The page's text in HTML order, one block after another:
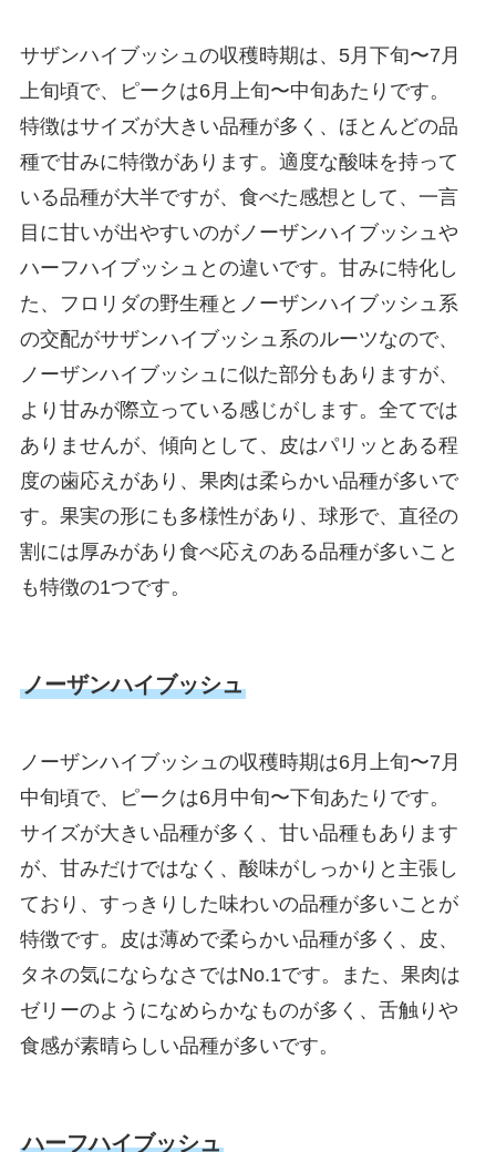
サザンハイブッシュの収穫時期は、5月下旬〜7月
上旬頃で、ピークは6月上旬〜中旬あたりです。
特徴はサイズが大きい品種が多く、ほとんどの品
種で甘みに特徴があります。適度な酸味を持って
いる品種が大半ですが、食べた感想として、一言
目に甘いが出やすいのがノーザンハイブッシュや
ハーフハイブッシュとの違いです。甘みに特化し
た、フロリダの野生種とノーザンハイブッシュ系
の交配がサザンハイブッシュ系のルーツなので、
ノーザンハイブッシュに似た部分もありますが、
より甘みが際立っている感じがします。全てでは
ありませんが、傾向として、皮はパリッとある程
度の歯応えがあり、果肉は柔らかい品種が多いで
す。果実の形にも多様性があり、球形で、直径の
割には厚みがあり食べ応えのある品種が多いこと
も特徴の1つです。
ノーザンハイブッシュ
ノーザンハイブッシュの収穫時期は6月上旬〜7月
中旬頃で、ピークは6月中旬〜下旬あたりです。
サイズが大きい品種が多く、甘い品種もあります
が、甘みだけではなく、酸味がしっかりと主張し
ており、すっきりした味わいの品種が多いことが
特徴です。皮は薄めで柔らかい品種が多く、皮、
タネの気にならなさではNo.1です。また、果肉は
ゼリーのようになめらかなものが多く、舌触りや
食感が素晴らしい品種が多いです。
ハーフハイブッシュ